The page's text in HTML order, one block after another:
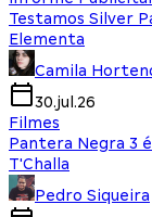
Testamos Silver
Elementa
Camila
30.jul.26
Filmes
Pantera Negra 3
T'Challa
Pedro Siqueira